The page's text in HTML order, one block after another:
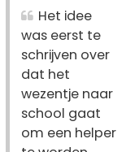
Het idee
was eerst te
schrijven over
dat het
wezentje naar
school gaat
om een helper